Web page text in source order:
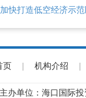
快打造低空经济示
页 | 机构介绍 |
主办单位：海口国际